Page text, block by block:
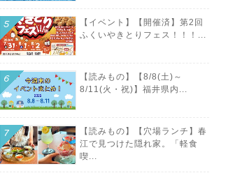
【イベント】【開催済】第2回
ふくいやきとりフェス！！！...
【読みもの】【8/8(土)～
8/11(火・祝)】福井県内...
【読みもの】【穴場ランチ】春
江で見つけた隠れ家。「軽食
喫...